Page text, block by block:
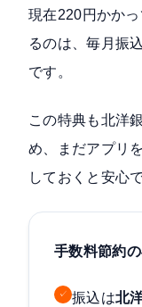
現在220円かか
るのは、毎月振
です。
この特典も北洋
め、まだアプリ
しておくと安心
手数料節約
✓ 振込は北